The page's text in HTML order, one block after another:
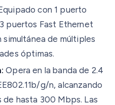
con 1 puerto
puertos Fast Ethernet
simultánea de múltiples
óptimas.
Opera en la banda de 2.4
g/n, alcanzando
de hasta 300 Mbps. Las